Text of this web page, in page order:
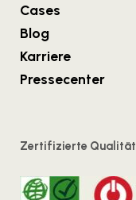
Cases
Blog
Karriere
Pressecenter
Zertifizierte Qualität